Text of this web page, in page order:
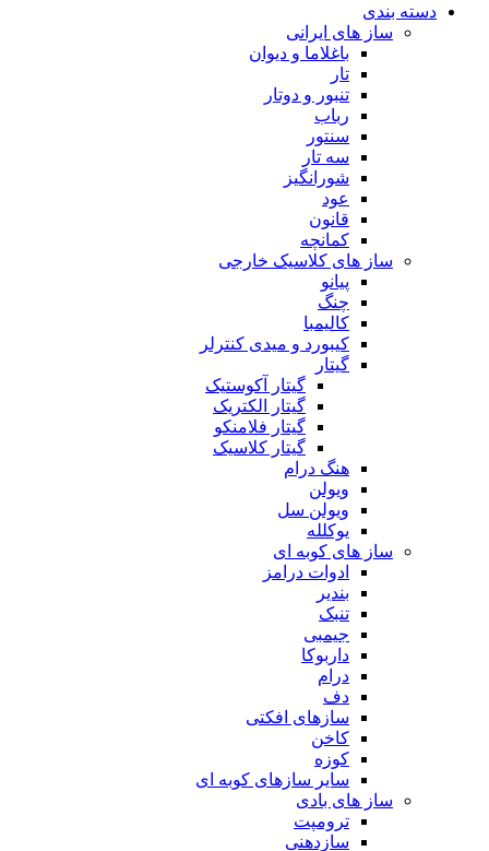
دسته بندی
ساز های ایرانی
باغلاما و دیوان
تار
تنبور و دوتار
رباب
سنتور
سه تار
شورانگیز
عود
قانون
کمانچه
ساز های کلاسیک خارجی
پیانو
چنگ
کالیمبا
کیبورد و میدی کنترلر
گیتار
گیتار آکوستیک
گیتار الکتریک
گیتار فلامنکو
گیتار کلاسیک
هنگ درام
ویولن
ویولن سل
یوکلله
ساز های کوبه ای
ادوات درامز
بندیر
تنبک
جیمبی
داربوکا
درام
دف
سازهای افکتی
کاخن
کوزه
سایر سازهای کوبه ای
ساز های بادی
ترومپت
سازدهنی